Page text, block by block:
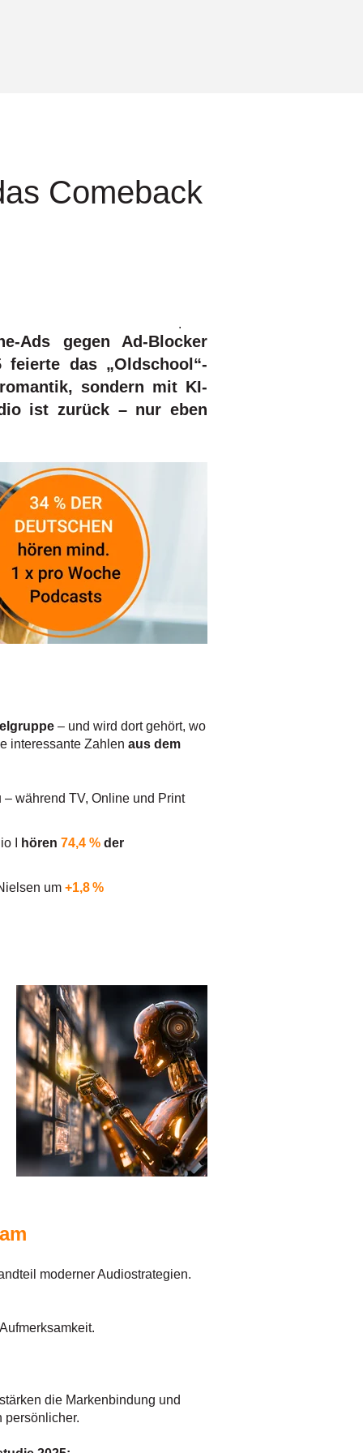
Comeback
.
Ads gegen Ad-Blocker
das „Oldschool“-
sondern mit KI-
ist zurück – nur eben
– und wird dort gehört, wo
interessante Zahlen aus dem
– während TV, Online und Print
I
hören74,4 % der
um+1,8 %
moderner Audiostrategien.
die Markenbindung und
persönlicher.